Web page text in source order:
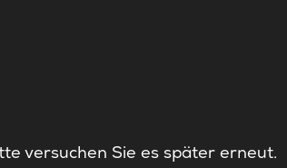
versuchen Sie es später erneut.